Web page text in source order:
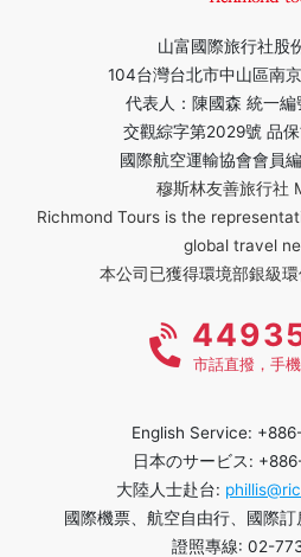
山富國際旅行社股
104台灣台北市中山區南
代表人：陳國森 統一
交觀綜字第2029號 品
國際航空運輸協會會員
穆斯林友善旅行社
Richmond Tours is the
global travel
本公司已獲得環境部銀級
市話直撥，手
English Service:
日本のサービス:
大陸人士赴台:
國際機票、航空自由行、國際
證照專線: 02-